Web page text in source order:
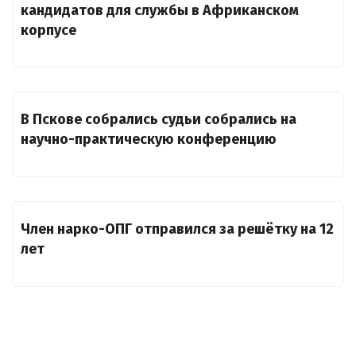
кандидатов для службы в Африканском
корпусе
В Пскове собрались судьи собрались на
научно-практическую конференцию
Член нарко-ОПГ отправился за решётку на 12
лет